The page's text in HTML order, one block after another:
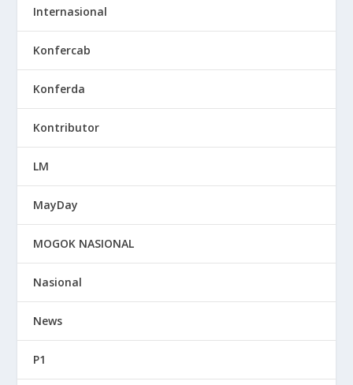
Internasional
Konfercab
Konferda
Kontributor
LM
MayDay
MOGOK NASIONAL
Nasional
News
P1